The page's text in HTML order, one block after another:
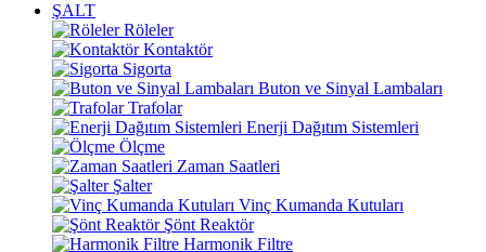
ŞALT
Röleler
Kontaktör
Sigorta
Buton ve Sinyal Lambaları
Trafolar
Enerji Dağıtım Sistemleri
Ölçme
Zaman Saatleri
Şalter
Vinç Kumanda Kutuları
Şönt Reaktör
Harmonik Filtre